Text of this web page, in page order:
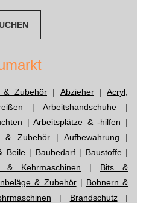
& Zubehör | Abzieher| Acryl,
| Arbeitshandschuhe |
|Arbeitsplätze & -hilfen |
& Zubehör| Aufbewahrung |
Beile| Baubedarf| Baustoffe|
& Kehrmaschinen | Bits &
& Zubehör| Bohnern &
| Brandschutz|